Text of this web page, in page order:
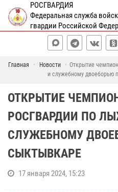
РОСГВАРДИЯ
Федеральная служба
гвардии Российской
Главная Новости
Открытие
и служебному двоеборью
ОТКРЫТИЕ
РОСГВАРДИИ ПО
СЛУЖЕБНОМУ
СЫКТЫВКАРЕ
17 января 2024, 15:23